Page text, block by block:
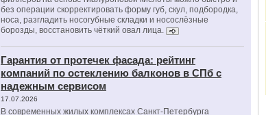
без операции скорректировать форму губ, скул, подбородка,
носа, разгладить носогубные складки и носослёзные
борозды, восстановить чёткий овал лица.
Гарантия от протечек фасада: рейтинг
компаний по остеклению балконов в СПб с
надежным сервисом
17.07.2026
В современных жилых комплексах Санкт-Петербурга